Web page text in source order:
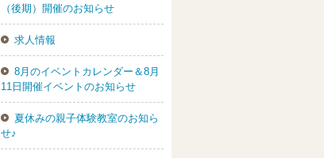
（後期）開催のお知らせ
求人情報
8月のイベントカレンダー＆8月
11日開催イベントのお知らせ
夏休みの親子体験教室のお知ら
せ♪